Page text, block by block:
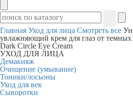
Главная Уход для лица Смотреть все
увлажняющий крем для глаз от
Dark Circle Eye Cream
УХОД ДЛЯ ЛИЦА
Демакияж
Очищение (умывание)
Тоники/лосьоны
Уход для век
Сыворотки